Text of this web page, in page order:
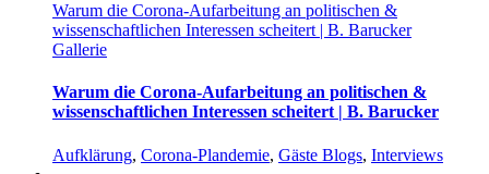
Warum die Corona-Aufarbeitung an politischen &
wissenschaftlichen Interessen scheitert | B. Barucker
Gallerie
Warum die Corona-Aufarbeitung an politischen &
wissenschaftlichen Interessen scheitert | B. Barucker
Aufklärung, Corona-Plandemie, Gäste Blogs, Interviews